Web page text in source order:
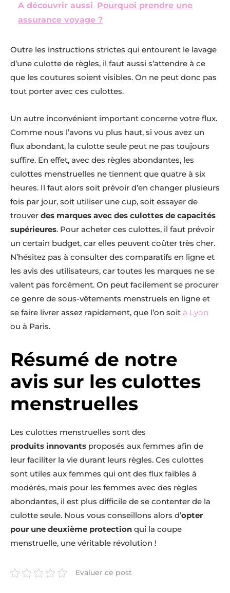
A découvrir aussi Pourquoi prendre une
assurance voyage ?
Outre les instructions strictes qui entourent le lavage
d’une culotte de règles, il faut aussi s’attendre à ce
que les coutures soient visibles. On ne peut donc pas
tout porter avec ces culottes.
Un autre inconvénient important concerne votre flux.
Comme nous l’avons vu plus haut, si vous avez un
flux abondant, la culotte seule peut ne pas toujours
suffire. En effet, avec des règles abondantes, les
culottes menstruelles ne tiennent que quatre à six
heures. Il faut alors soit prévoir d’en changer plusieurs
fois par jour, soit utiliser une cup, soit essayer de
trouver des marques avec des culottes de capacités
supérieures. Pour acheter ces culottes, il faut prévoir
un certain budget, car elles peuvent coûter très cher.
N’hésitez pas à consulter des comparatifs en ligne et
les avis des utilisateurs, car toutes les marques ne se
valent pas forcément. On peut facilement se procurer
ce genre de sous-vêtements menstruels en ligne et
se faire livrer assez rapidement, que l’on soit à Lyon
ou à Paris.
Résumé de notre
avis sur les culottes
menstruelles
Les culottes menstruelles sont des
produits innovants proposés aux femmes afin de
leur faciliter la vie durant leurs règles. Ces culottes
sont utiles aux femmes qui ont des flux faibles à
modérés, mais pour les femmes avec des règles
abondantes, il est plus difficile de se contenter de la
culotte seule. Nous vous conseillons alors d’opter
pour une deuxième protection qui la coupe
menstruelle, une véritable révolution !
Evaluer ce post